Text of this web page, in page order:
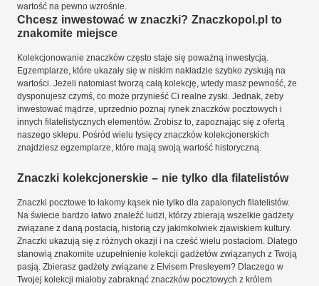
wartość na pewno wzrośnie.
Chcesz inwestować w znaczki? Znaczkopol.pl to
znakomite miejsce
Kolekcjonowanie znaczków często staje się poważną inwestycją.
Egzemplarze, które ukazały się w niskim nakładzie szybko zyskują na
wartości. Jeżeli natomiast tworzą całą kolekcję, wtedy masz pewność, że
dysponujesz czymś, co może przynieść Ci realne zyski. Jednak, żeby
inwestować mądrze, uprzednio poznaj rynek znaczków pocztowych i
innych filatelistycznych elementów. Zrobisz to, zapoznając się z ofertą
naszego sklepu. Pośród wielu tysięcy znaczków kolekcjonerskich
znajdziesz egzemplarze, które mają swoją wartość historyczną.
Znaczki kolekcjonerskie – nie tylko dla filatelistów
Znaczki pocztowe to łakomy kąsek nie tylko dla zapalonych filatelistów.
Na świecie bardzo łatwo znaleźć ludzi, którzy zbierają wszelkie gadżety
związane z daną postacią, historią czy jakimkolwiek zjawiskiem kultury.
Znaczki ukazują się z różnych okazji i na cześć wielu postaciom. Dlatego
stanowią znakomite uzupełnienie kolekcji gadżetów związanych z Twoją
pasją. Zbierasz gadżety związane z Elvisem Presleyem? Dlaczego w
Twojej kolekcji miałoby zabraknąć znaczków pocztowych z królem